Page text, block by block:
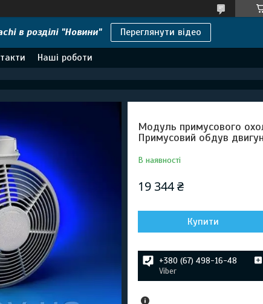
в розділі "Новини" Переглянути відео
Наші роботи
Модуль примусового
Примусовий обдув
В наявності
19 344 ₴
Купити
+380 (67) 498-16-48
Viber